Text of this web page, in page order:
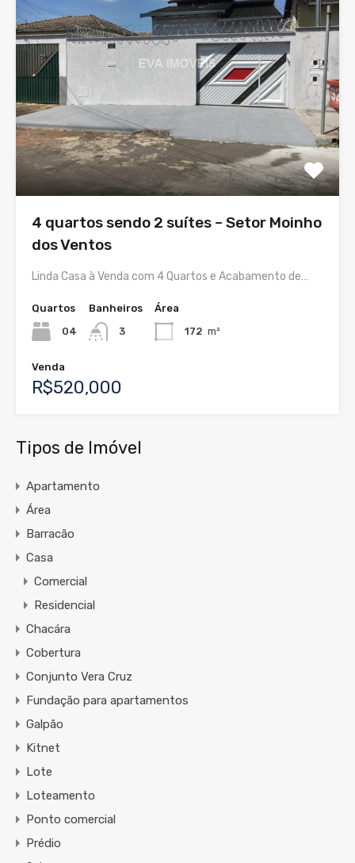
4 quartos sendo 2 suítes – Setor Moinho
dos Ventos
Linda Casa à Venda com 4 Quartos e Acabamento de…
Quartos
04
Banheiros
3
Área
172 m²
Venda
R$520,000
Tipos de Imóvel
Apartamento
Área
Barracão
Casa
Comercial
Residencial
Chacára
Cobertura
Conjunto Vera Cruz
Fundação para apartamentos
Galpão
Kitnet
Lote
Loteamento
Ponto comercial
Prédio